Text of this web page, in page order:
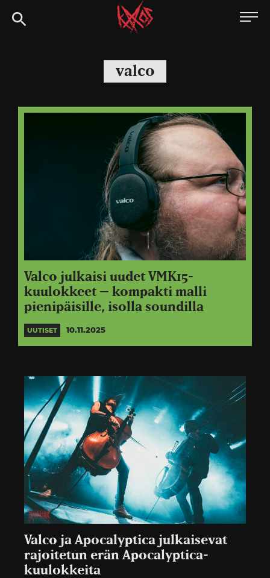
Siirry
suoraan
Kaaoszine
valco
Valco julkaisi uudet VMK15-
kuulokkeet – kompakti malli
pienipäisille, isolla soundilla
UUTISET 10.11.2025
Valco ja Apocalyptica julkaisevat
rajoitetun erän Apocalyptica-
kuulokkeita